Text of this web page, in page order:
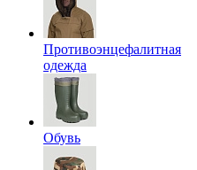
Противоэнцефалитная
одежда
Обувь